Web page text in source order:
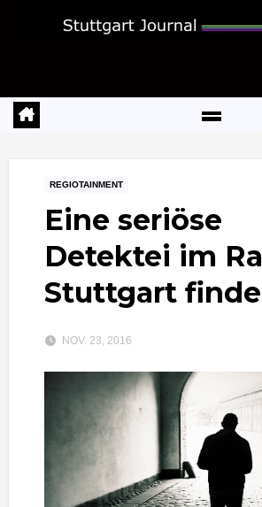
REGIOTAINMENT
Eine seriöse
Detektei im
Stuttgart
NOV. 23, 2016